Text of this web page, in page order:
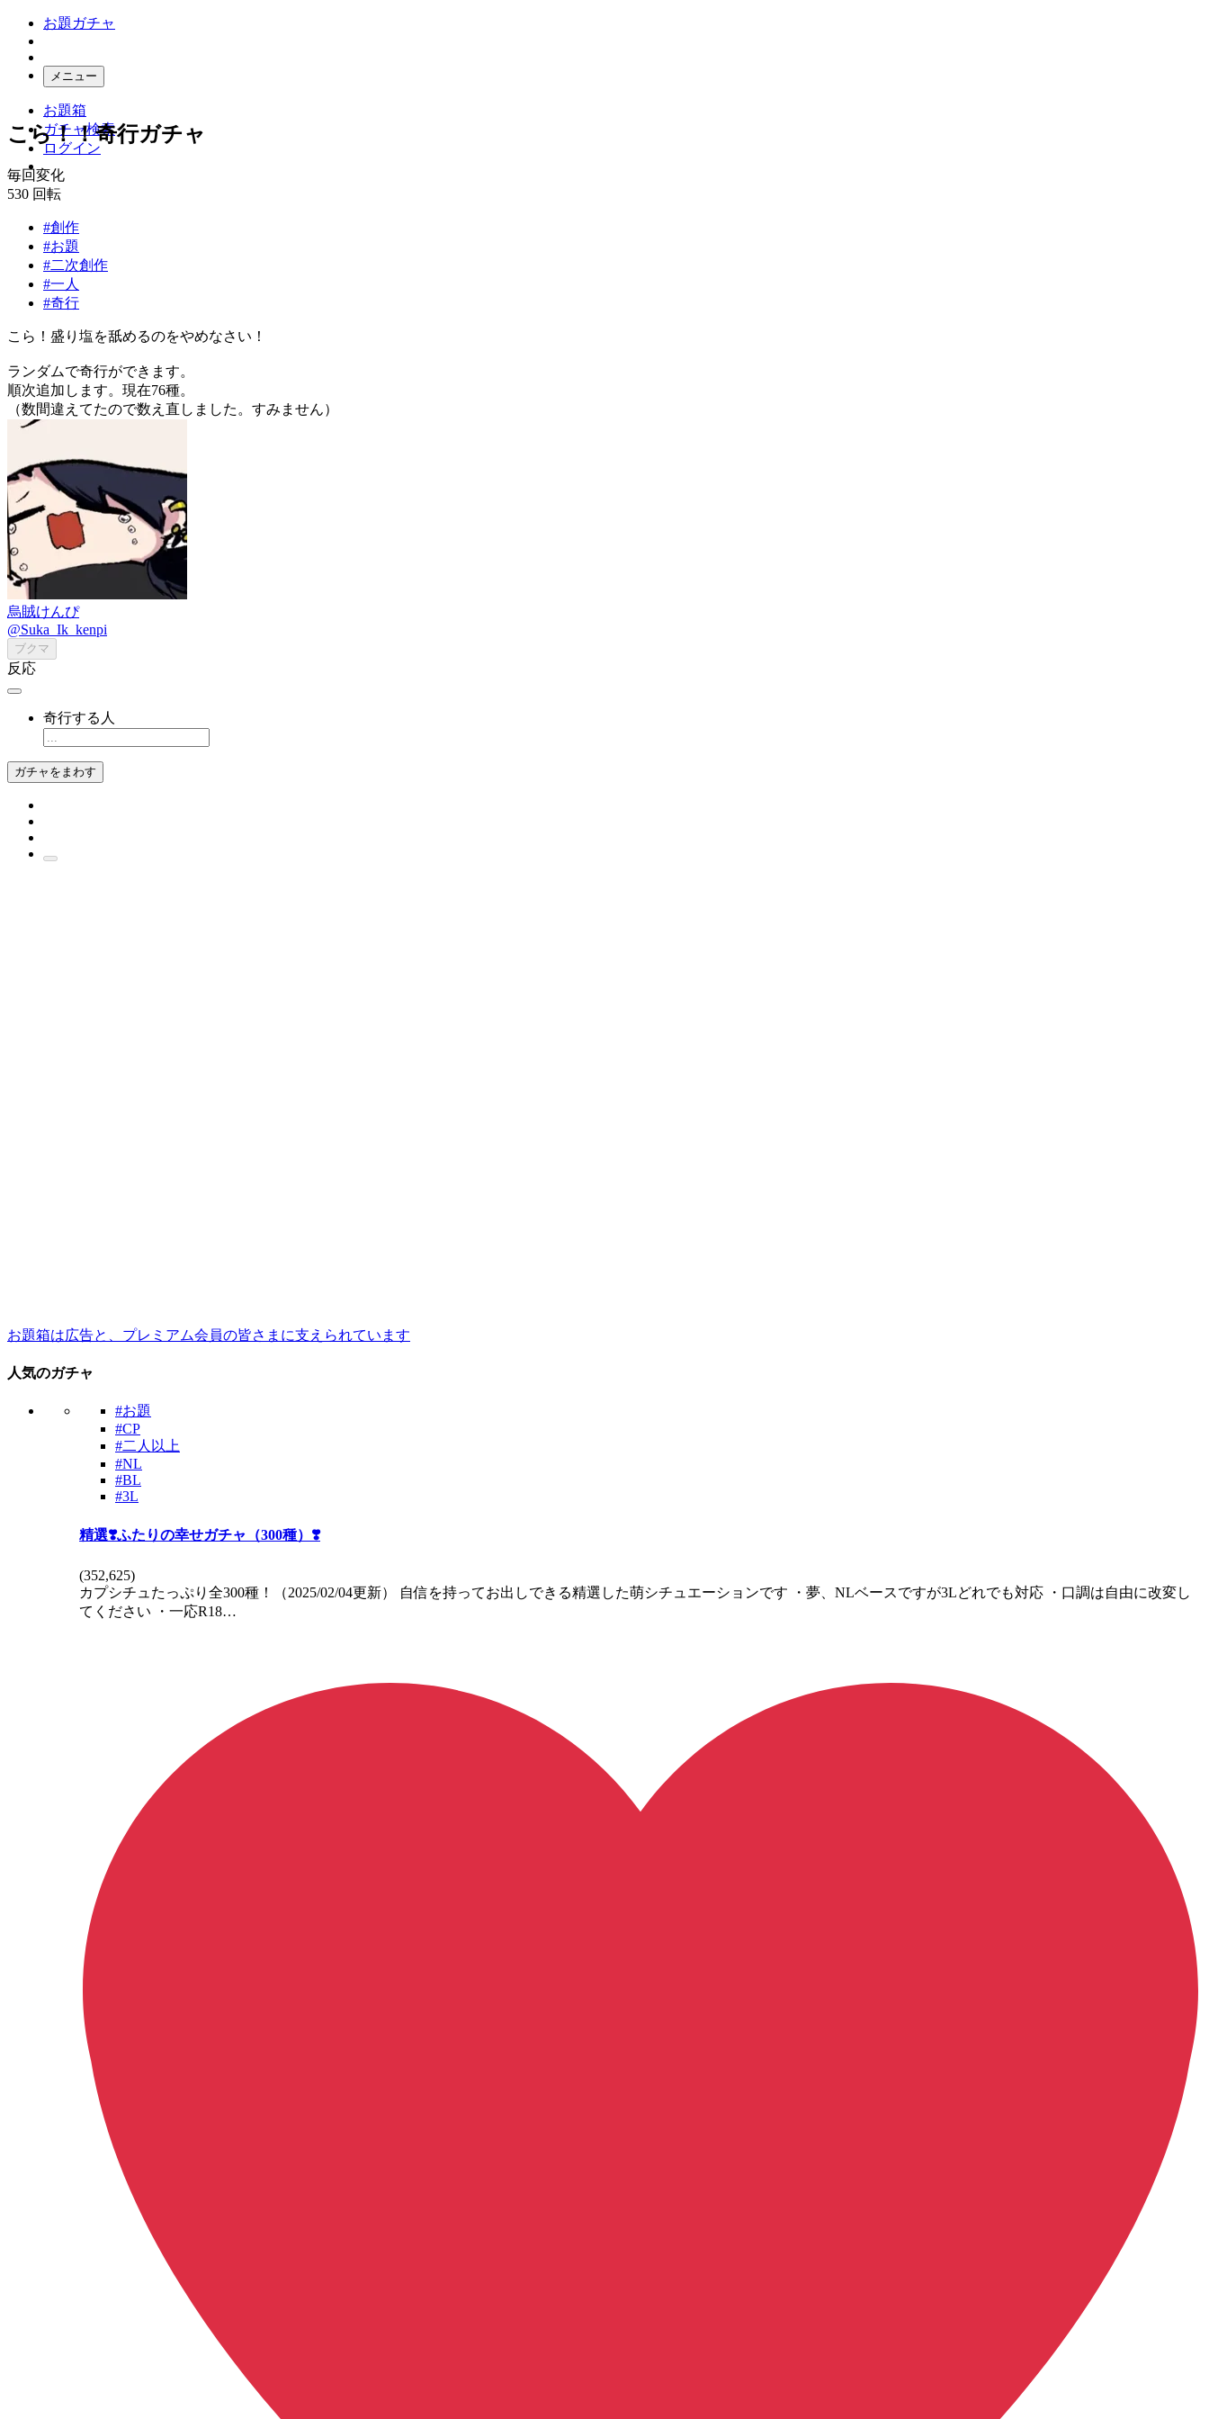
お題ガチャ
メニュー
お題箱
ガチャ検索
ログイン
こら！！奇行ガチャ
毎回変化
530 回転
#創作
#お題
#二次創作
#一人
#奇行
こら！盛り塩を舐めるのをやめなさい！
ランダムで奇行ができます。
順次追加します。現在76種。
（数間違えてたので数え直しました。すみません）
烏賊けんぴ
@Suka_Ik_kenpi
ブクマ
反応
奇行する人
ガチャをまわす
お題箱は広告と、プレミアム会員の皆さまに支えられています
人気のガチャ
#お題
#CP
#二人以上
#NL
#BL
#3L
精選❣️ふたりの幸せガチャ（300種）❣️
(352,625)
カプシチュたっぷり全300種！（2025/02/04更新） 自信を持ってお出しできる精選した萌シチュエーションです ・夢、NLベースですが3Lどれでも対応 ・口調は自由に改変し
てください ・一応R18…